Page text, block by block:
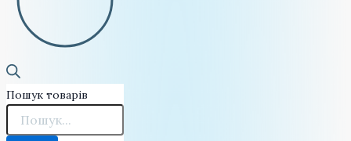
Пошук товарів